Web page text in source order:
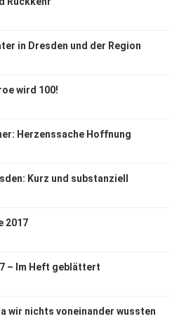
in Dresden und der Region
wird 100!
Herzenssache Hoffnung
Kurz und substanziell
2017
– Im Heft geblättert
wir nichts voneinander wussten